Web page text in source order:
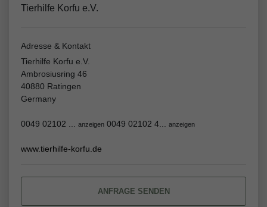
Tierhilfe Korfu e.V.
Adresse & Kontakt
Tierhilfe Korfu e.V.
Ambrosiusring 46
40880 Ratingen
Germany
0049 02102 ... anzeigen 0049 02102 4... anzeigen
www.tierhilfe-korfu.de
ANFRAGE SENDEN